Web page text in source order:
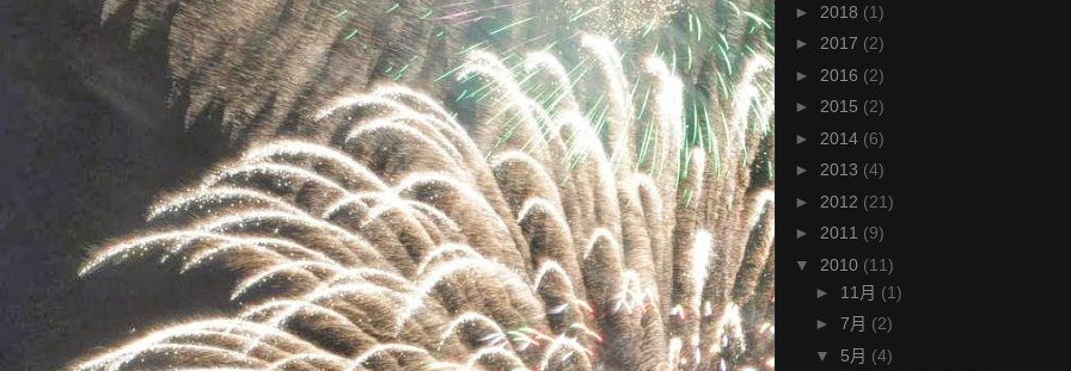
► 2018 (1)
► 2017 (2)
► 2016 (2)
► 2015 (2)
► 2014 (6)
► 2013 (4)
► 2012 (21)
► 2011 (9)
▼ 2010 (11)
► 11月 (1)
► 7月 (2)
▼ 5月 (4)